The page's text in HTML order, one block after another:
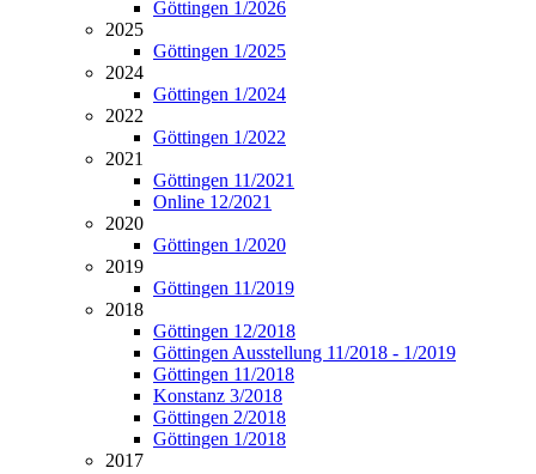
Göttingen 1/2026
2025
Göttingen 1/2025
2024
Göttingen 1/2024
2022
Göttingen 1/2022
2021
Göttingen 11/2021
Online 12/2021
2020
Göttingen 1/2020
2019
Göttingen 11/2019
2018
Göttingen 12/2018
Göttingen Ausstellung 11/2018 - 1/2019
Göttingen 11/2018
Konstanz 3/2018
Göttingen 2/2018
Göttingen 1/2018
2017